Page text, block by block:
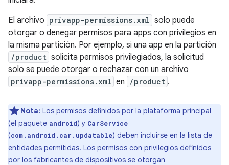
El archivo privapp-permissions.xml solo puede
otorgar o denegar permisos para apps con privilegios en
la misma partición. Por ejemplo, si una app en la partición
/product solicita permisos privilegiados, la solicitud
solo se puede otorgar o rechazar con un archivo
privapp-permissions.xml en /product .
Nota: Los permisos definidos por la plataforma principal
(el paquete android) y CarService
(com.android.car.updatable) deben incluirse en la lista de
entidades permitidas. Los permisos con privilegios definidos
por los fabricantes de dispositivos se otorgan